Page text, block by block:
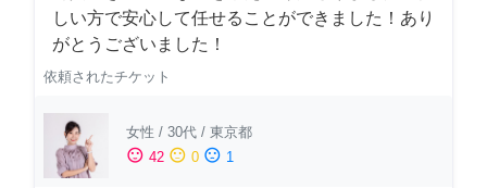
しい方で安心して任せることができました！あり
がとうございました！
依頼されたチケット
女性 / 30代 / 東京都
sentiment_satisfied 42 sentiment_neutral 0 sentiment_dissatisfied 1